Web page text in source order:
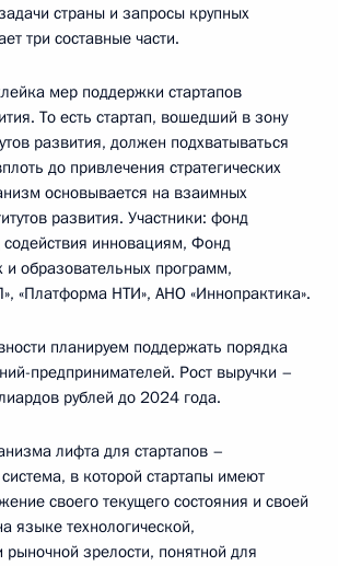
страны и запросы крупных
три составные части.
мер поддержки стартапов
То есть стартап, вошедший в зону
развития, должен подхватываться
до привлечения стратегических
основывается на взаимных
развития. Участники: фонд
инновациям, Фонд
и образовательных программ,
«Платформа НТИ», АНО «Иннопрактика».
планируем поддержать порядка
предпринимателей. Рост выручки –
рублей до 2024 года.
лифта для стартапов –
в которой стартапы имеют
своего текущего состояния и своей
языке технологической,
рыночной зрелости, понятной для